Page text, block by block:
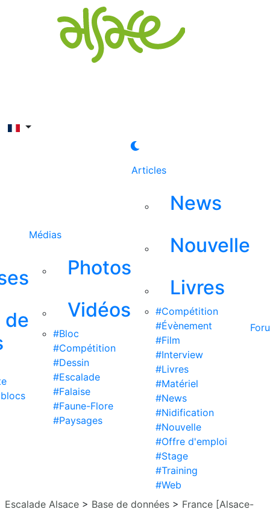
de
Médias
Photos
Vidéos
#Bloc
#Compétition
#Dessin
#Escalade
#Falaise
#Faune-Flore
#Paysages
Articles
News
Nouvelle
Livres
#Compétition
#Évènement
#Film
#Interview
#Livres
#Matériel
#News
#Nidification
#Nouvelle
#Offre d'emploi
#Stage
#Training
#Web
Escalade Alsace > Base de données > France [Alsace-